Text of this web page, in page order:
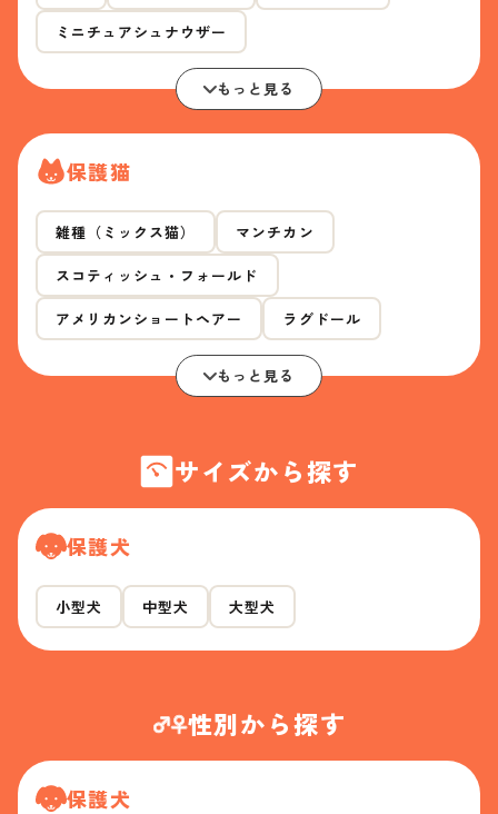
ミニチュアシュナウザー
もっと見る
保護猫
雑種（ミックス猫） マンチカン
スコティッシュ・フォールド
アメリカンショートヘアー ラグドール
もっと見る
サイズから探す
保護犬
小型犬 中型犬 大型犬
性別から探す
保護犬